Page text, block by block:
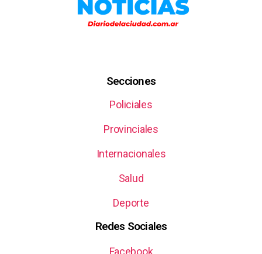
Secciones
Policiales
Provinciales
Internacionales
Salud
Deporte
Redes Sociales